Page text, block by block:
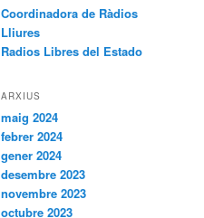
Coordinadora de Ràdios
Lliures
Radios Libres del Estado
ARXIUS
maig 2024
febrer 2024
gener 2024
desembre 2023
novembre 2023
octubre 2023